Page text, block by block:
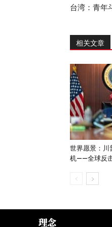
台湾：青
相关文章
世界愿景：川
机——全球反
理念